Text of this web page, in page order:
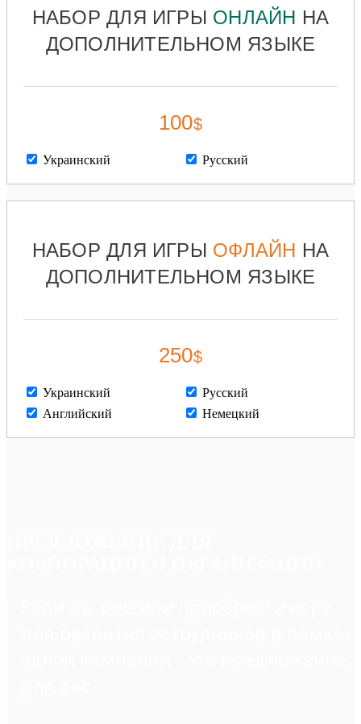
НАБОР ДЛЯ ИГРЫ ОНЛАЙН НА
ДОПОЛНИТЕЛЬНОМ ЯЗЫКЕ
100$
Украинский Русский
НАБОР ДЛЯ ИГРЫ ОФЛАЙН НА
ДОПОЛНИТЕЛЬНОМ ЯЗЫКЕ
250$
Украинский
Русский
Английский
Немецкий